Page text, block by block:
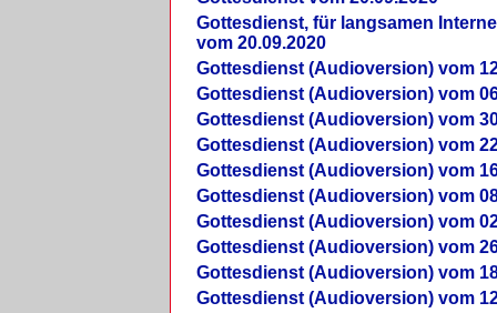
Gottesdienst, für langsamen
vom 20.09.2020
Gottesdienst (Audioversion) vom
Gottesdienst (Audioversion) vom
Gottesdienst (Audioversion) vom
Gottesdienst (Audioversion) vom
Gottesdienst (Audioversion) vom
Gottesdienst (Audioversion) vom
Gottesdienst (Audioversion) vom
Gottesdienst (Audioversion) vom
Gottesdienst (Audioversion) vom
Gottesdienst (Audioversion) vom